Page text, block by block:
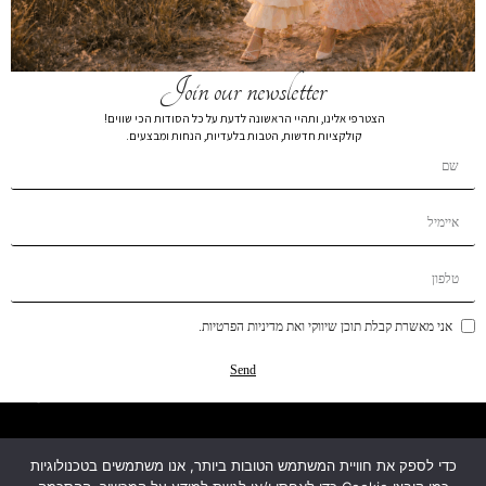
קטגוריות
מידע
כדי לספק את חוויית המשתמש הטובות ביותר, אנו משתמשים בטכנולוגיות
Join our newsletter
הצטרפי אלינו, ותהיי הראשונה לדעת על כל הסודות הכי שווים!
קולקציות חדשות, הטבות בלעדיות, הנחות ומבצעים.
אני מאשרת קבלת תוכן שיווקי ואת מדיניות הפרטיות.
Send